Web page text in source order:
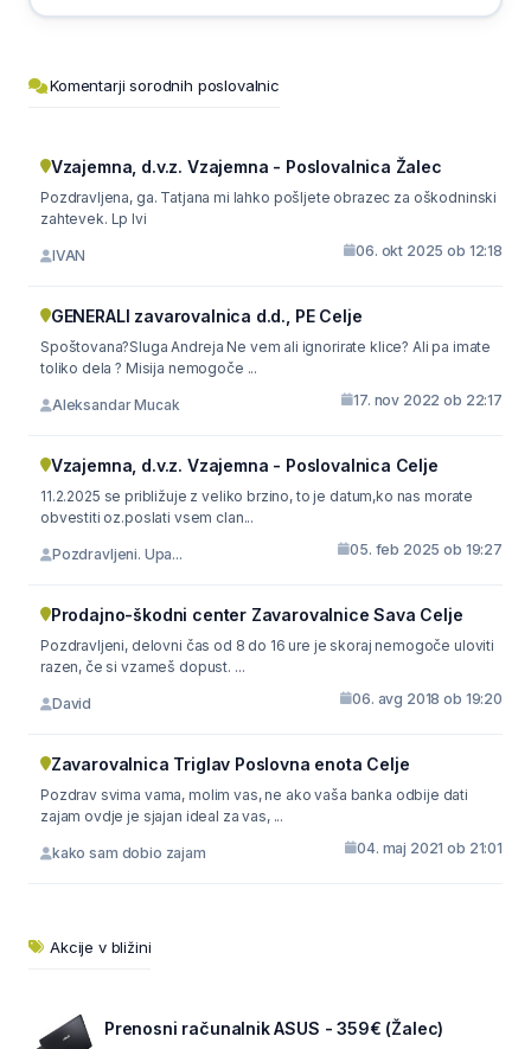
Komentarji sorodnih poslovalnic
Vzajemna, d.v.z. Vzajemna - Poslovalnica Žalec
Pozdravljena, ga. Tatjana mi lahko pošljete obrazec za oškodninski
zahtevek. Lp Ivi
IVAN 06. okt 2025 ob 12:18
GENERALI zavarovalnica d.d., PE Celje
Spoštovana?Sluga Andreja Ne vem ali ignorirate klice? Ali pa imate
toliko dela ? Misija nemogoče ...
Aleksandar Mucak 17. nov 2022 ob 22:17
Vzajemna, d.v.z. Vzajemna - Poslovalnica Celje
11.2.2025 se približuje z veliko brzino, to je datum,ko nas morate
obvestiti oz.poslati vsem clan...
Pozdravljeni. Upa... 05. feb 2025 ob 19:27
Prodajno-škodni center Zavarovalnice Sava Celje
Pozdravljeni, delovni čas od 8 do 16 ure je skoraj nemogoče uloviti
razen, če si vzameš dopust. ...
David 06. avg 2018 ob 19:20
Zavarovalnica Triglav Poslovna enota Celje
Pozdrav svima vama, molim vas, ne ako vaša banka odbije dati
zajam ovdje je sjajan ideal za vas, ...
kako sam dobio zajam 04. maj 2021 ob 21:01
Akcije v bližini
Prenosni računalnik ASUS - 359€ (Žalec)